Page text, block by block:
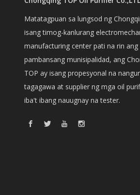
Matatagpuan sa lungsod ng
isang timog-kanlurang
manufacturing center pati na rin ang
pambansang munisipalidad, ang
TOP ay isang propesyonal na
tagagawa at supplier ng mga oil
iba't ibang nauugnay na tester.